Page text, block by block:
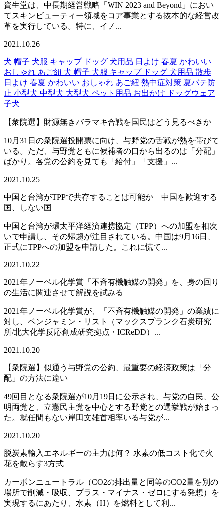
資生堂は、中長期経営戦略「WIN 2023 and Beyond」におい
てスキンビューティー領域をコア事業とする抜本的な経営改
革を実行している。特に、イノ...
2021.10.26
犬 帽子 犬服 キャップ ドッグ 犬用品 日よけ 春夏 かわいい
おしゃれ あご紐 犬 帽子 犬服 キャップ ドッグ 犬用品 散歩
日よけ 春夏 かわいい おしゃれ あご紐 熱中症対策 夏バテ防
止 小型犬 中型犬 大型犬 ペット用品 お出かけ ドッグウェア
子犬
【衆院選】財源無きバラマキ合戦を国民はどう見るべきか
10月31日の衆院選投開票に向け、与野党の舌戦が熱を帯びて
いる。ただ、与野党ともに候補者の口から出るのは「分配」
ばかり。各党の公約を見ても「給付」「支援」...
2021.10.25
中国と台湾がTPPで共存することは可能か 中国を歓迎する
国、しない国
中国と台湾が環太平洋経済連携協定（TPP）への加盟を相次
いで申請し、その帰趨が注目されている。中国は9月16日、
正式にTPPへの加盟を申請した。これに慌て...
2021.10.22
2021年ノーベル化学賞「不斉有機触媒の開発」を、身の回り
の生活に関連させて解説を試みる
2021年ノーベル化学賞が、「不斉有機触媒の開発」の業績に
対し、ベンジャミン・リスト（マックスプランク石炭研究
所/北大化学反応創成研究拠点・ICReDD）...
2021.10.20
【衆院選】似通う与野党の公約、最重要の経済政策は「分
配」の方法に違い
49回目となる衆院選が10月19日に公示され、与党の自民、公
明両党と、立憲民主党を中心とする野党との選挙戦が始まっ
た。就任間もない岸田文雄首相率いる与党が...
2021.10.20
脱炭素輸入エネルギーの主力は何？ 水素の低コスト化で火
花を散らす3方式
カーボンニュートラル（CO2の排出量と同等のCO2量を別の
場所で削減・吸収、プラス・マイナス・ゼロにする発想）を
実現するにあたり、水素（H）を燃料として利...